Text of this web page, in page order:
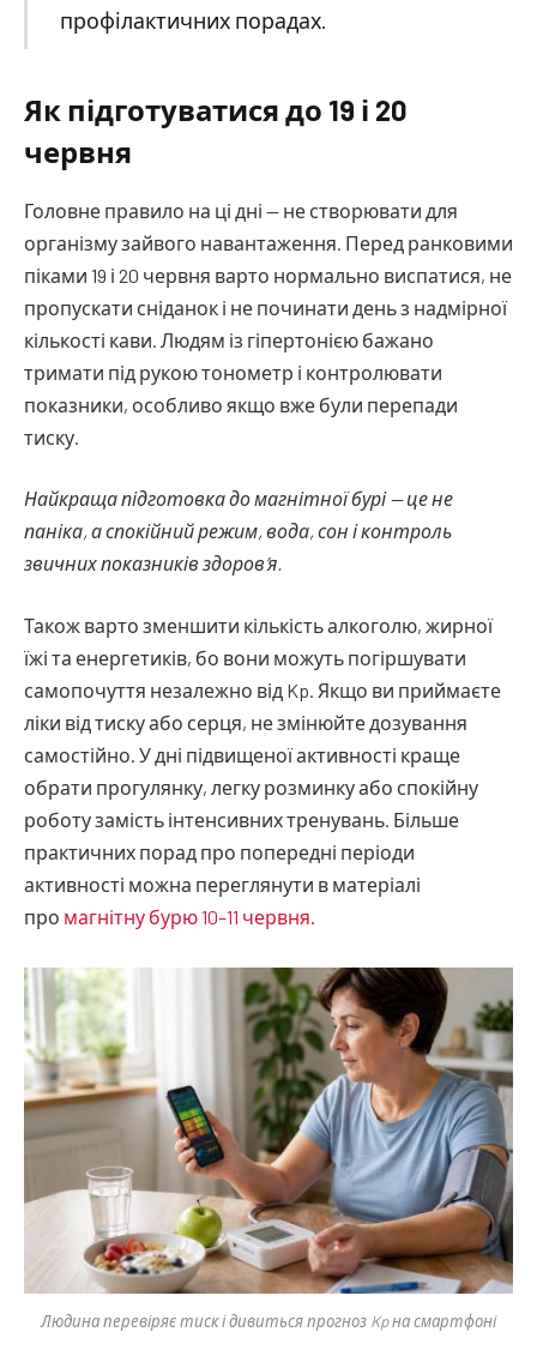
профілактичних порадах.
Як підготуватися до 19 і 20
червня
Головне правило на ці дні — не створювати для
організму зайвого навантаження. Перед ранковими
піками 19 і 20 червня варто нормально виспатися, не
пропускати сніданок і не починати день з надмірної
кількості кави. Людям із гіпертонією бажано
тримати під рукою тонометр і контролювати
показники, особливо якщо вже були перепади
тиску.
Найкраща підготовка до магнітної бурі — це не
паніка, а спокійний режим, вода, сон і контроль
звичних показників здоров’я.
Також варто зменшити кількість алкоголю, жирної
їжі та енергетиків, бо вони можуть погіршувати
самопочуття незалежно від Kp. Якщо ви приймаєте
ліки від тиску або серця, не змінюйте дозування
самостійно. У дні підвищеної активності краще
обрати прогулянку, легку розминку або спокійну
роботу замість інтенсивних тренувань. Більше
практичних порад про попередні періоди
активності можна переглянути в матеріалі
про магнітну бурю 10–11 червня
Людина перевіряє тиск і дивиться прогноз Kp на смартфоні